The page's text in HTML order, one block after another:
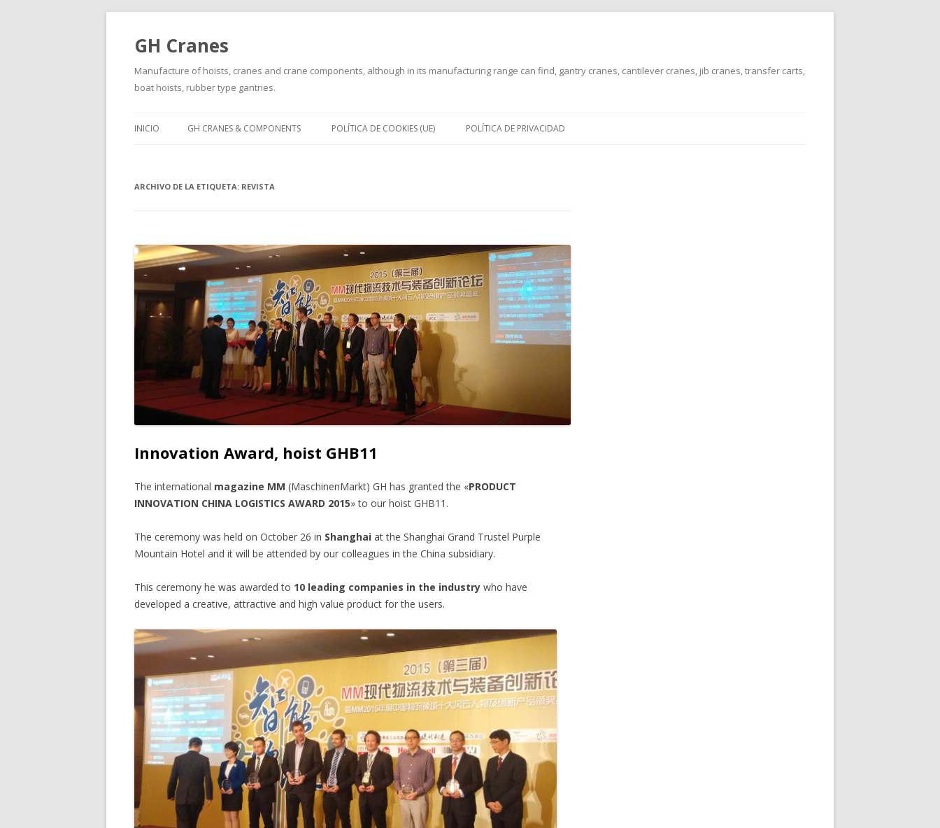
GH Cranes
Manufacture of hoists, cranes and crane components, although in its manufacturing range can find, gantry cranes, cantilever cranes, jib cranes, transfer carts,
boat hoists, rubber type gantries.
al
INICIO GH CRANES & COMPONENTS POLÍTICA DE COOKIES (UE) POLÍTICA DE PRIVACIDAD
ARCHIVO DE LA ETIQUETA: REVISTA
Innovation Award, hoist GHB11
The international magazine MM (MaschinenMarkt) GH has granted the «PRODUCT
INNOVATION CHINA LOGISTICS AWARD 2015» to our hoist GHB11.
The ceremony was held on October 26 in Shanghai at the Shanghai Grand Trustel Purple
Mountain Hotel and it will be attended by our colleagues in the China subsidiary.
This ceremony he was awarded to 10 leading companies in the industry who have
developed a creative, attractive and high value product for the users.